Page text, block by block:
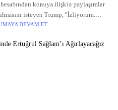
konuya ilişkin paylaşımlar
isteyen Trump, "İzliyorum.
yapmayın." ifadelerini kullandı.
DEVAM ET